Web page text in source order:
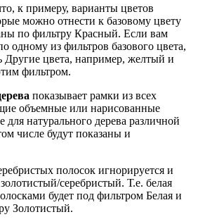
к примеру, варианты цветов
можно отнести к базовому цвету
по фильтру Красный. Если вам
одному из фильтров базового цвета,
Другие цвета, например, желтый и
фильтром.
показывает рамки из всех
объемные или нарисованные
натурального дерева различной
числе будут показаны и
полосок игнорируется и
серебристый. Т.е. белая
будет под фильтром Белая и
Золотистый.